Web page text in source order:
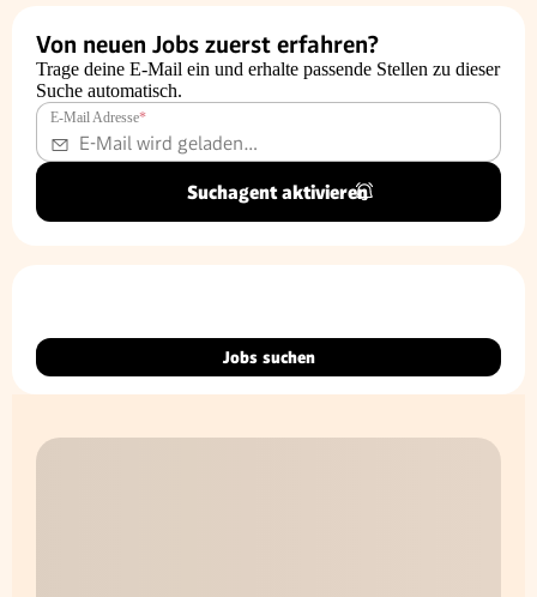
Von neuen Jobs zuerst erfahren?
Trage deine E-Mail ein und erhalte passende Stellen zu dieser
Suche automatisch.
E-Mail Adresse*
Suchagent aktivieren
Jobs suchen